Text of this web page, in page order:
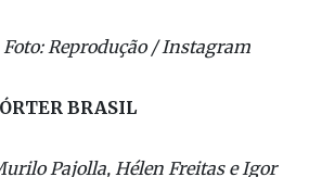
BRASIL
Pajolla, Hélen Freitas e Igor